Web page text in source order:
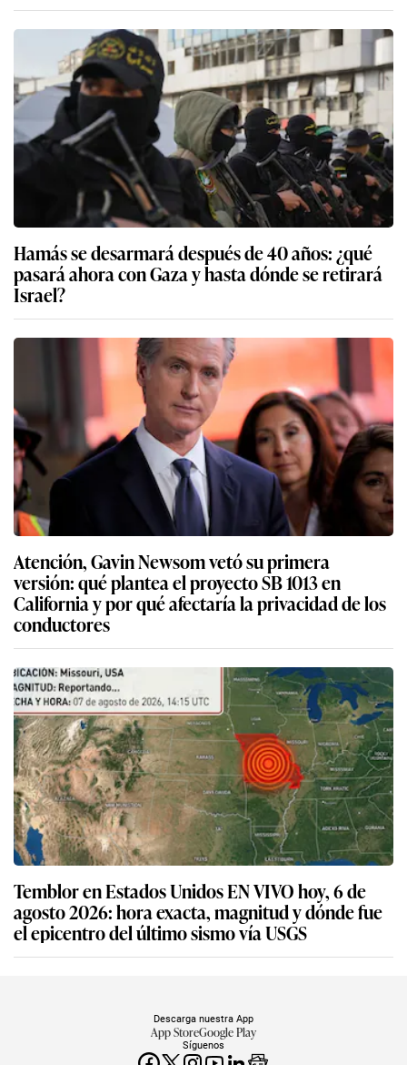
Hamás se desarmará después de 40 años: ¿qué
pasará ahora con Gaza y hasta dónde se retirará
Israel?
Atención, Gavin Newsom vetó su primera
versión: qué plantea el proyecto SB 1013 en
California y por qué afectaría la privacidad de los
conductores
Temblor en Estados Unidos EN VIVO hoy, 6 de
agosto 2026: hora exacta, magnitud y dónde fue
el epicentro del último sismo vía USGS
Síguenos
Descarga nuestra App
App StoreGoogle Play